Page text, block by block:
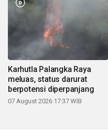
Karhutla Palangka Raya
meluas, status darurat
berpotensi diperpanjang
07 August 2026 17:37 WIB